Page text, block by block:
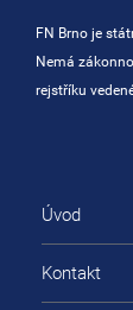
FN Brno je
Nemá
rejstříku
Úvod
Kontakt